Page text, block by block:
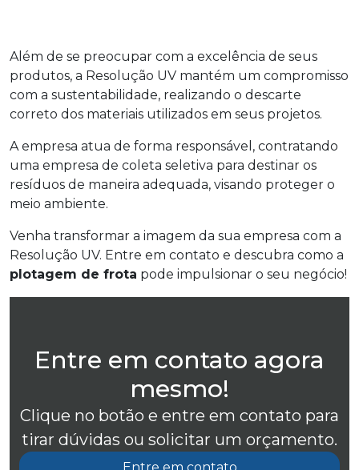
Além de se preocupar com a excelência de seus
produtos, a Resolução UV mantém um compromisso
com a sustentabilidade, realizando o descarte
correto dos materiais utilizados em seus projetos.
A empresa atua de forma responsável, contratando
uma empresa de coleta seletiva para destinar os
resíduos de maneira adequada, visando proteger o
meio ambiente.
Venha transformar a imagem da sua empresa com a
Resolução UV. Entre em contato e descubra como a
plotagem de frota pode impulsionar o seu negócio!
Entre em contato agora
mesmo!
Clique no botão e entre em contato para
tirar dúvidas ou solicitar um orçamento.